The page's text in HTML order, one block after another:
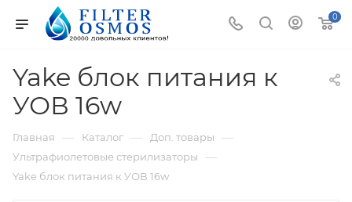
0
Yake блок питания к
УОВ 16w
Главная — Каталог — Доп. товары —
Ультрафиолетовые стерилизаторы —
Yake блок питания к УОВ 16w